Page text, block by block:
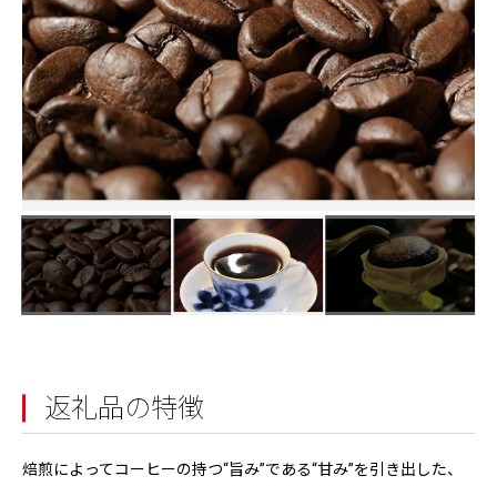
返礼品の特徴
焙煎によってコーヒーの持つ“旨み”である“甘み”を引き出した、